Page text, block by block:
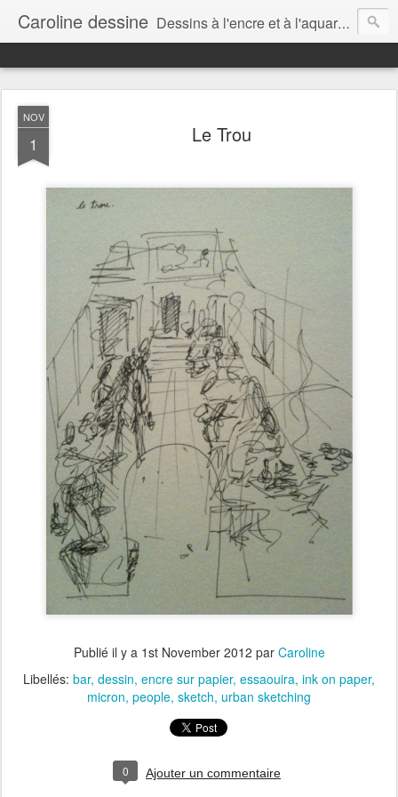
Caroline dessine Dessins à l'encre et à l'aquarelle par Caroline Lavergne, à Montréal et ailleurs (2007-2018)
NOV
1 Le Trou
Publié il y a 1st November 2012 par Caroline
Libellés: bar dessin encre sur papier essaouira ink on paper
micron people sketch urban sketching
0 Ajouter un commentaire